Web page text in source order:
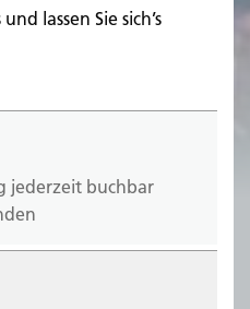
lassen Sie sich’s
jederzeit buchbar